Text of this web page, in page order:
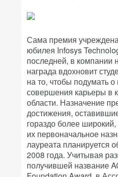
Сама премия учреждена
юбилея Infosys
последней, в компании
награда вдохновит
на то, чтобы подумать
совершения карьеры в
области. Назначение
достижения,
гораздо более
их первоначальное
лауреата планируется
2008 года. Учитывая
получившей название